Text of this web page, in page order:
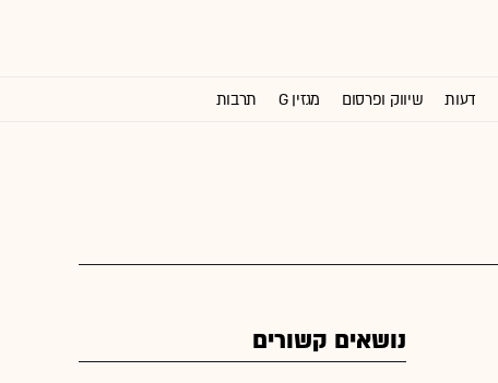
דעות שיווק ופרסום מגזין G תרבות
נושאים קשורים